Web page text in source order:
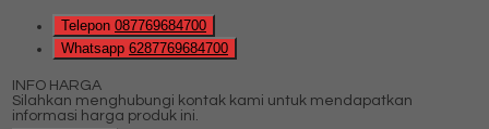
Telepon 087769684700
Whatsapp 6287769684700
INFO HARGA
Silahkan menghubungi kontak kami untuk mendapatkan
informasi harga produk ini.